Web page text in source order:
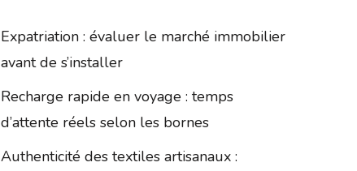
Expatriation : évaluer le marché immobilier
avant de s’installer
Recharge rapide en voyage : temps
d’attente réels selon les bornes
Authenticité des textiles artisanaux :